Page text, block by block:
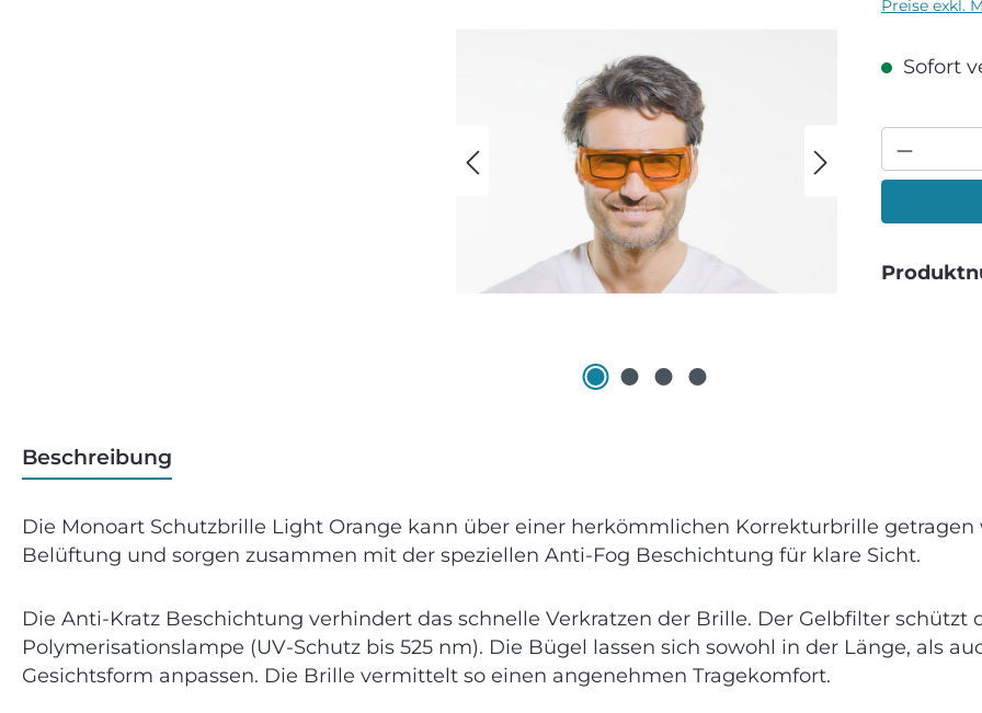
Preise exkl.
Sofort
Beschreibung
Die Monoart Schutzbrille Light Orange kann über einer herkömmlichen Korrekturbrille
Belüftung und sorgen zusammen mit der speziellen Anti-Fog Beschichtung für klare Sicht.
Die Anti-Kratz Beschichtung verhindert das schnelle Verkratzen der Brille. Der Gelbfilter
Polymerisationslampe (UV-Schutz bis 525 nm). Die Bügel lassen sich sowohl in der Länge, als
Gesichtsform anpassen. Die Brille vermittelt so einen angenehmen Tragekomfort.